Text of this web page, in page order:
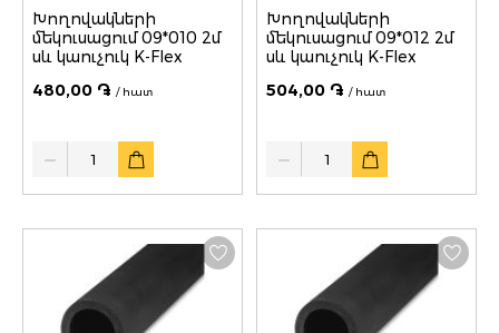
Խողովակների
մեկուսացում 09*010 2մ
սև կաուչուկ K-Flex
480,00 ֏ / հատ
Quantity
Խողովակների
մեկուսացում 09*012 2մ
սև կաուչուկ K-Flex
504,00 ֏ / հատ
Quantity